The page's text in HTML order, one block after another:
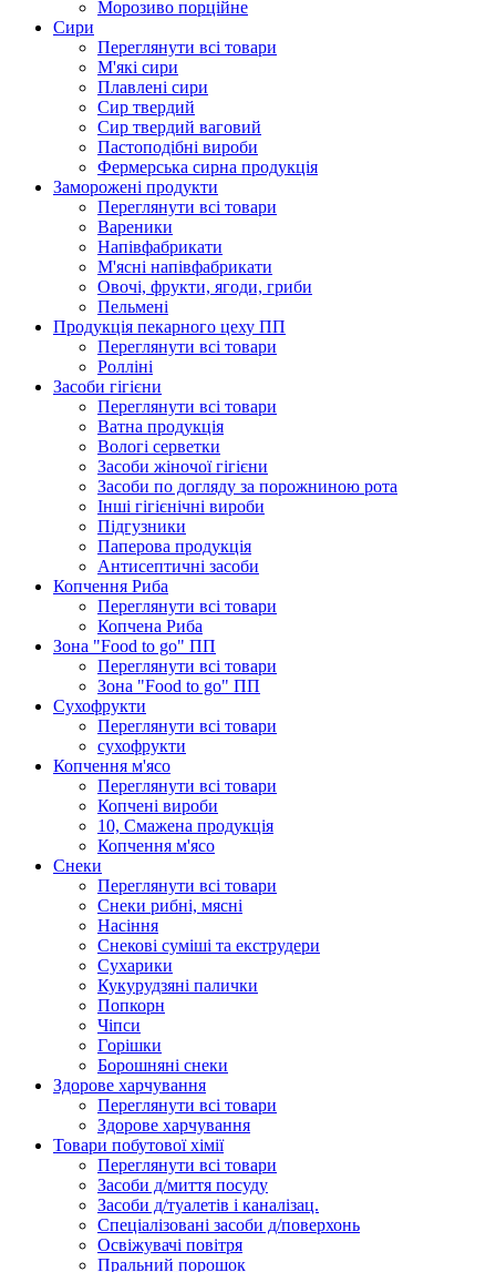
Морозиво порційне
Сири
Переглянути всі товари
М'які сири
Плавлені сири
Сир твердий
Сир твердий ваговий
Пастоподібні вироби
Фермерська сирна продукція
Заморожені продукти
Переглянути всі товари
Вареники
Напівфабрикати
М'ясні напівфабрикати
Овочі, фрукти, ягоди, гриби
Пельмені
Продукцiя пекарного цеху ПП
Переглянути всі товари
Ролліні
Засоби гігієни
Переглянути всі товари
Ватна продукція
Вологi серветки
Засоби жіночої гігієни
Засоби по догляду за порожниною рота
Інші гігієнічні вироби
Підгузники
Паперова продукція
Антисептичні засоби
Копчення Риба
Переглянути всі товари
Копчена Риба
Зона "Food to go" ПП
Переглянути всі товари
Зона "Food to go" ПП
Сухофрукти
Переглянути всі товари
сухофрукти
Копчення м'ясо
Переглянути всі товари
Копчені вироби
10, Смажена продукція
Копчення м'ясо
Снеки
Переглянути всі товари
Снеки рибні, мясні
Насіння
Снекові суміші та екструдери
Сухарики
Кукурудзяні пaлички
Попкорн
Чіпси
Гoрішки
Борошняні снеки
Здорове харчування
Переглянути всі товари
Здорове харчування
Товари побутової хімії
Переглянути всі товари
Засоби д/миття посуду
Засоби д/туалетів і каналізац.
Спеціалізовані засоби д/поверхонь
Освіжувачі повітря
Пральний порошок